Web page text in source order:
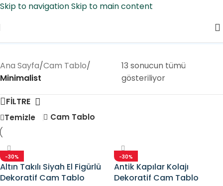
Skip to navigationSkip to main content
Ana Sayfa/Cam Tablo/
Minimalist
13 sonucun tümü
gösteriliyor
FİLTRE
Temizle Cam Tablo
-30%
Altın Takılı Siyah El Figürlü
Dekoratif Cam Tablo
-30%
Antik Kapılar Kolajı
Dekoratif Cam Tablo